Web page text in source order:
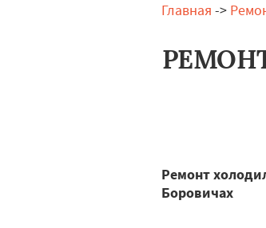
Главная ->
Ремонт
Боровичах